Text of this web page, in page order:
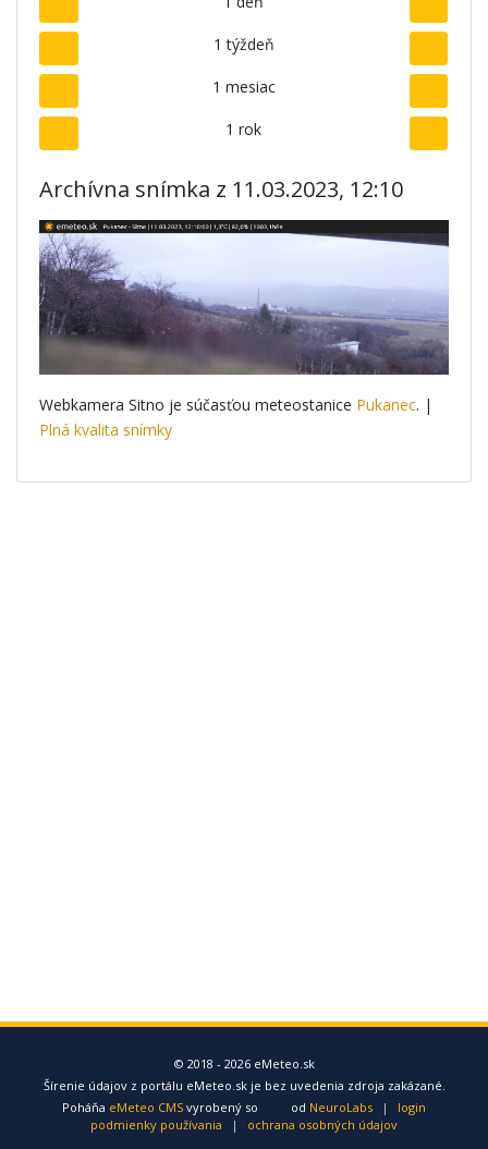
1 týždeň
1 mesiac
1 rok
Archívna snímka z 11.03.2023, 12:10
Webkamera Sitno je súčasťou meteostanice Pukanec. |
Plná kvalita snímky
© 2018 - 2026 eMeteo.sk
Šírenie údajov z portálu eMeteo.sk je bez uvedenia zdroja zakázané.
Poháňa eMeteo CMS vyrobený so od NeuroLabs |
login
podmienky používania
| ochrana osobných údajov